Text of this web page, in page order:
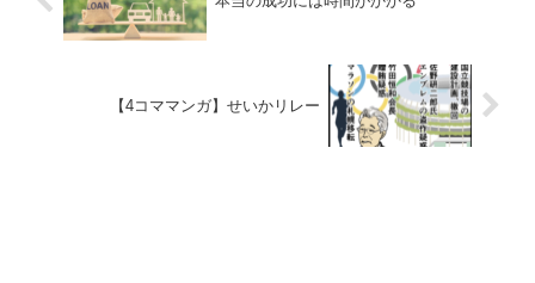
【4コママンガ】せいかリレー